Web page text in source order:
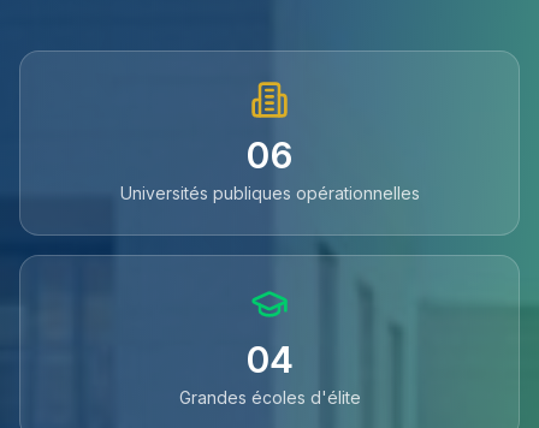
06
Universités publiques opérationnelles
04
Grandes écoles d'élite